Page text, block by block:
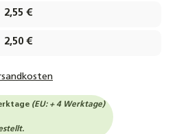
2,55 €
2,50 €
(EU: + 4 Werktage)